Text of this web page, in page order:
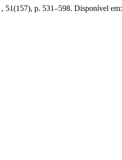
, 51(157), p. 531–598. Disponível em: